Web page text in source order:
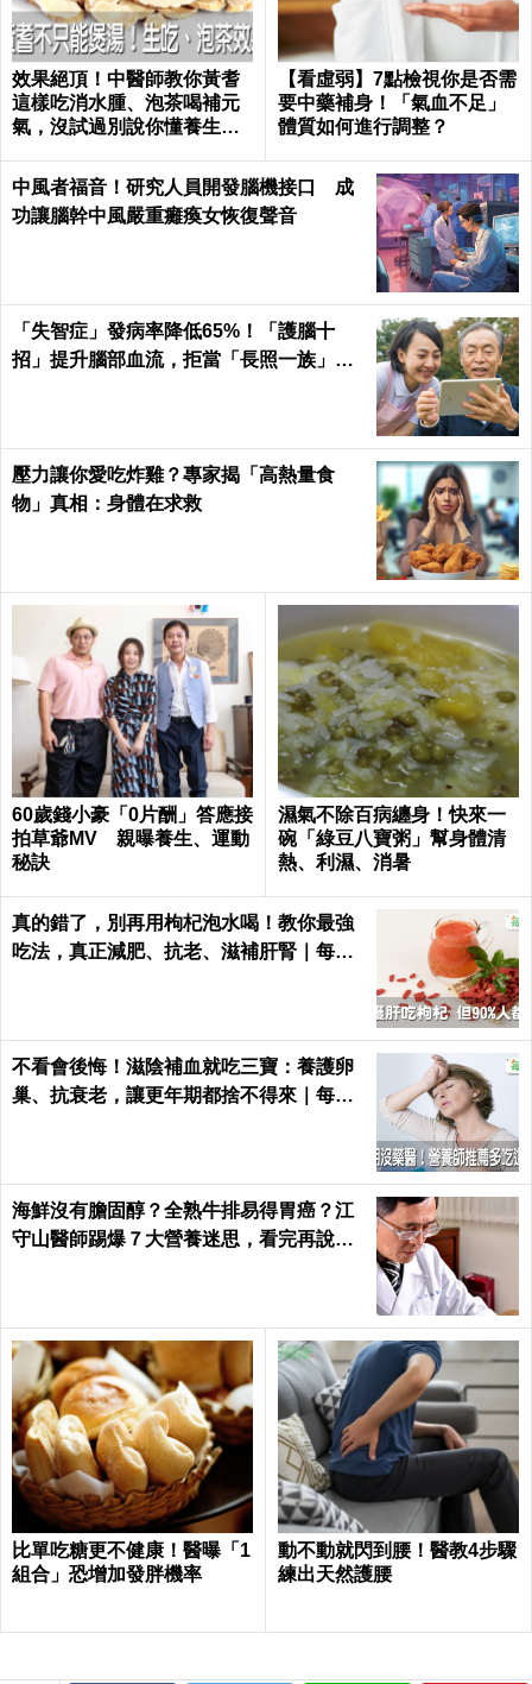
效果絕頂！中醫師教你黃耆
這樣吃消水腫、泡茶喝補元
氣，沒試過別說你懂養生｜
【看虛弱】7點檢視你是否需
要中藥補身！「氣血不足」
體質如何進行調整？
中風者福音！研究人員開發腦機接口 成
功讓腦幹中風嚴重癱瘓女恢復聲音
「失智症」發病率降低65%！「護腦十
招」提升腦部血流，拒當「長照一族」靠
壓力讓你愛吃炸雞？專家揭「高熱量食
物」真相：身體在求救
60歲錢小豪「0片酬」答應接
拍草爺MV 親曝養生、運動
秘訣
濕氣不除百病纏身！快來一
碗「綠豆八寶粥」幫身體清
熱、利濕、消暑
真的錯了，別再用枸杞泡水喝！教你最強
吃法，真正減肥、抗老、滋補肝腎｜每日
不看會後悔！滋陰補血就吃三寶：養護卵
巢、抗衰老，讓更年期都捨不得來｜每日
海鮮沒有膽固醇？全熟牛排易得胃癌？江
守山醫師踢爆７大營養迷思，看完再說你
比單吃糖更不健康！醫曝「1
組合」恐增加發胖機率
動不動就閃到腰！醫教4步驟
練出天然護腰